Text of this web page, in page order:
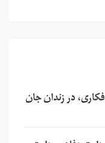
در زندان جان